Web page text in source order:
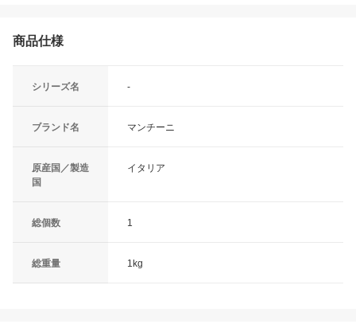
商品仕様
シリーズ名 -
ブランド名 マンチーニ
原産国／製造
国
イタリア
総個数 1
総重量 1kg